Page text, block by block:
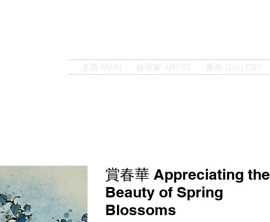
主頁 MAIN 藝術家 ARTIST 畫廊 GALLERY
賞春華 Appreciating the
Beauty of Spring
Blossoms